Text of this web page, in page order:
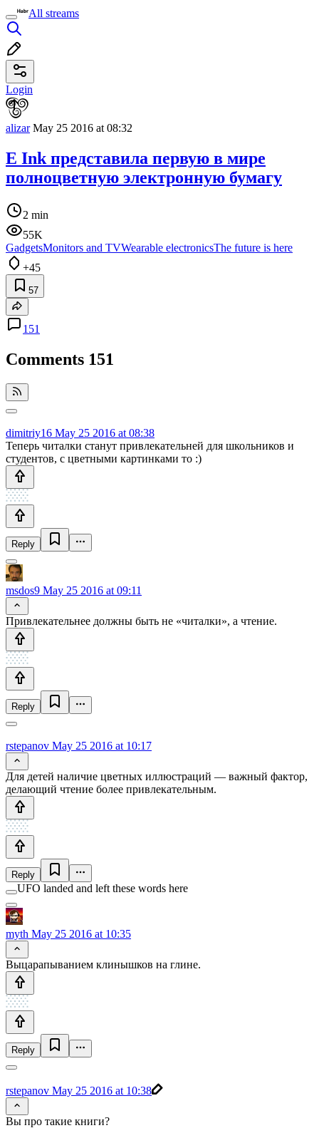
All streams
Login
alizarMay 25 2016 at 08:32
E Ink представила первую в мире
полноцветную электронную бумагу
2 min
55K
GadgetsMonitors and TVWearable electronicsThe future is here
+45
57
151
Comments 151
dimitriy16 May 25 2016 at 08:38
Теперь читалки станут привлекательней для школьников и
студентов, с цветными картинками то :)
Reply
msdos9 May 25 2016 at 09:11
Привлекательнее должны быть не «читалки», а чтение.
Reply
rstepanov May 25 2016 at 10:17
Для детей наличие цветных иллюстраций — важный фактор,
делающий чтение более привлекательным.
Reply
UFO landed and left these words here
myth May 25 2016 at 10:35
Выцарапыванием клинышков на глине.
Reply
rstepanov May 25 2016 at 10:38
Вы про такие книги?